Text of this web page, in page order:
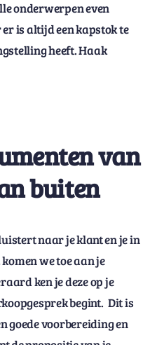
onderwerpen even
is altijd een kapstok te
heeft. Haak
van
buiten
naar je klant en je in
we toe aan je
ken je deze op je
begint. Dit is
goede voorbereiding en